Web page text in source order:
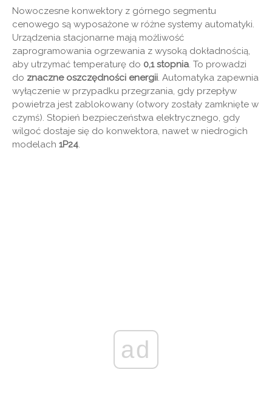
Nowoczesne konwektory z górnego segmentu
cenowego są wyposażone w różne systemy automatyki.
Urządzenia stacjonarne mają możliwość
zaprogramowania ogrzewania z wysoką dokładnością,
aby utrzymać temperaturę do 0,1 stopnia. To prowadzi
do znaczne oszczędności energii. Automatyka zapewnia
wyłączenie w przypadku przegrzania, gdy przepływ
powietrza jest zablokowany (otwory zostały zamknięte w
czymś). Stopień bezpieczeństwa elektrycznego, gdy
wilgoć dostaje się do konwektora, nawet w niedrogich
modelach 1P24.
ad